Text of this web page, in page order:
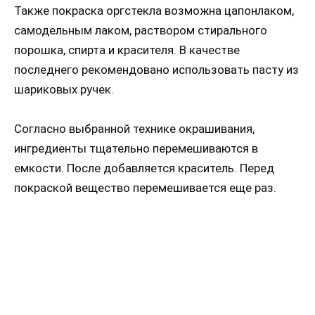
Также покраска оргстекла возможна цапонлаком,
самодельным лаком, раствором стирального
порошка, спирта и красителя. В качестве
последнего рекомендовано использовать пасту из
шариковых ручек.
Согласно выбранной технике окрашивания,
ингредиенты тщательно перемешиваются в
емкости. После добавляется краситель. Перед
покраской вещество перемешивается еще раз.